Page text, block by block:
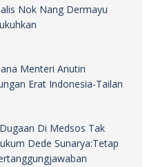
Nok Nang Dermayu
Menteri Anutin
Erat Indonesia-Tailan
Di Medsos Tak
Dede Sunarya:Tetap